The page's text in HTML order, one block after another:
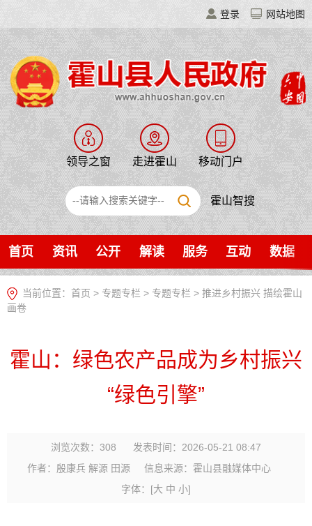
登录 网站地图
领导之窗 走进霍山 移动门户
霍山智搜
首页 资讯 公开 解读 服务 互动 数据
当前位置： 首页 > 专题专栏 > 专题专栏 > 推进乡村振兴 描绘霍山
画卷
霍山：绿色农产品成为乡村振兴
“绿色引擎”
浏览次数： 308
发表时间：2026-05-21 08:47
作者：殷康兵 解源 田源
信息来源：霍山县融媒体中心
字体： [大 中 小]